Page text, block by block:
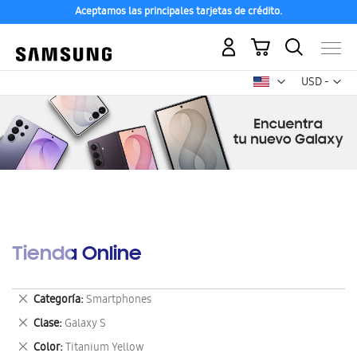
Aceptamos las principales tarjetas de crédito.
USD -
dólar
Mi carrito
Tienda Online
Categoría Smartphones
Eliminar
este
artículo
Clase Galaxy S
Eliminar
este
Color Titanium Yellow
Eliminar